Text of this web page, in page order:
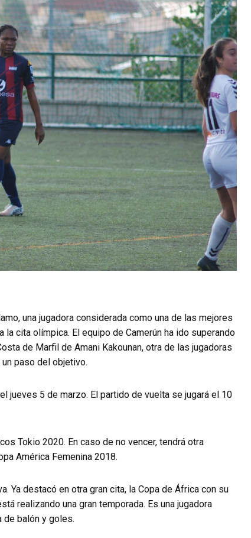
una jugadora considerada como una de las mejores
cita olímpica. El equipo de Camerún ha ido superando
de Marfil de Amani Kakounan, otra de las jugadoras
un paso del objetivo.
jueves 5 de marzo. El partido de vuelta se jugará el 10
Tokio 2020. En caso de no vencer, tendrá otra
América Femenina 2018.
Ya destacó en otra gran cita, la Copa de África con su
realizando una gran temporada. Es una jugadora
de balón y goles.